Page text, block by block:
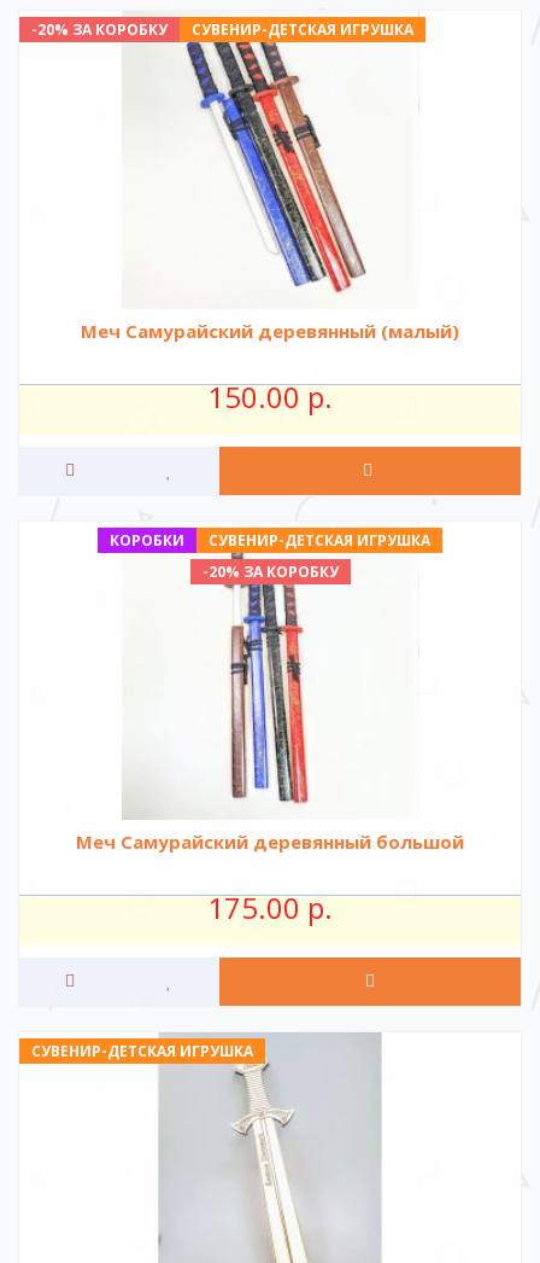
СУВЕНИР-ДЕТСКАЯ ИГРУШКА
-20% ЗА КОРОБКУ
Меч Самурайский деревянный (малый)
150.00 р.
СУВЕНИР-ДЕТСКАЯ ИГРУШКА
КОРОБКИ
-20% ЗА КОРОБКУ
Меч Самурайский деревянный большой
175.00 р.
СУВЕНИР-ДЕТСКАЯ ИГРУШКА